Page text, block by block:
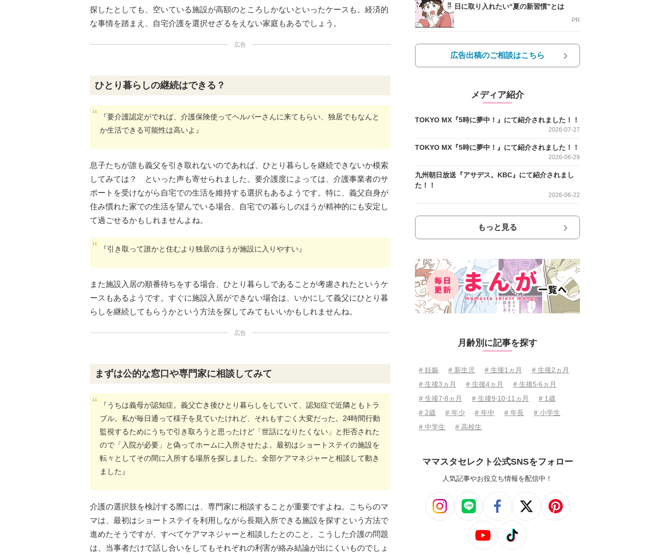
探したとしても、空いている施設が高額のところしかないといったケースも。経済的
な事情を踏まえ、自宅介護を選択せざるをえない家庭もあるでしょう。
広告
ひとり暮らしの継続はできる？
『要介護認定がでれば、介護保険使ってヘルパーさんに来てもらい、独居でもなんと
か生活できる可能性は高いよ』
息子たちが誰も義父を引き取れないのであれば、ひとり暮らしを継続できないか模索
してみては？ といった声も寄せられました。要介護度によっては、介護事業者のサ
ポートを受けながら自宅での生活を維持する選択もあるようです。特に、義父自身が
住み慣れた家での生活を望んでいる場合、自宅での暮らしのほうが精神的にも安定し
て過ごせるかもしれませんよね。
『引き取って誰かと住むより独居のほうが施設に入りやすい』
また施設入居の順番待ちをする場合、ひとり暮らしであることが考慮されたというケ
ースもあるようです。すぐに施設入居ができない場合は、いかにして義父にひとり暮
らしを継続してもらうかという方法を探してみてもいいかもしれませんね。
広告
まずは公的な窓口や専門家に相談してみて
『うちは義母が認知症。義父亡き後ひとり暮らしをしていて、認知症で近隣ともトラ
ブル。私が毎日通って様子を見ていたけれど、それもすごく大変だった。24時間行動
監視するためにうちで引き取ろうと思ったけど「世話になりたくない」と拒否された
ので「入院が必要」と偽ってホームに入所させたよ。最初はショートステイの施設を
転々としてその間に入所する場所を探しました。全部ケアマネジャーと相談して動き
ました』
介護の選択肢を検討する際には、専門家に相談することが重要ですよね。こちらのマ
マは、最初はショートステイを利用しながら長期入所できる施設を探すという方法で
進めたそうですが、すべてケアマネジャーと相談したとのこと。こうした介護の問題
は、当事者だけで話し合いをしてもそれぞれの利害が絡み結論が出にくいものでしょ
日に取り入れたい“夏の新習慣”とは
PR
広告出稿のご相談はこちら
メディア紹介
TOKYO MX『5時に夢中！』にて紹介されました！！
2026-07-27
TOKYO MX『5時に夢中！』にて紹介されました！！
2026-06-29
九州朝日放送『アサデス。KBC』にて紹介されまし
た！！
2026-06-22
もっと見る
月齢別に記事を探す
# 妊娠 # 新生児 # 生後1ヵ月
# 生後2ヵ月
# 生後3ヵ月
# 生後4ヵ月
# 生後5⋅6ヵ月
# 生後7⋅8ヵ月
# 生後9⋅10⋅11ヵ月
# 1歳
# 2歳
# 年少 # 年中 # 年長
# 小学生
# 中学生
# 高校生
ママスタセレクト公式SNSをフォロー
人気記事やお役立ち情報を配信中！